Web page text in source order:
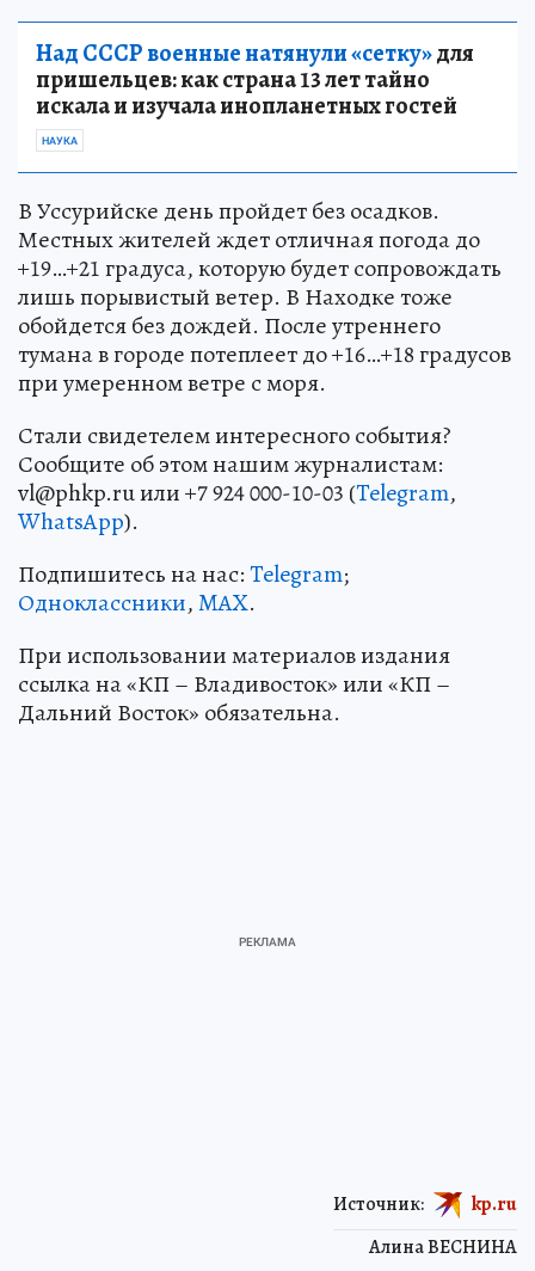
Над СССР военные натянули «сетку»для
пришельцев: как страна 13 лет тайно
искала и изучала инопланетных гостей
НАУКА
В Уссурийске день пройдет без осадков.
Местных жителей ждет отличная погода до
+19…+21 градуса, которую будет сопровождать
лишь порывистый ветер. В Находке тоже
обойдется без дождей. После утреннего
тумана в городе потеплеет до +16…+18 градусов
при умеренном ветре с моря.
Стали свидетелем интересного события?
Сообщите об этом нашим журналистам:
vl@phkp.ru или +7 924 000-10-03 (Telegram,
WhatsApp).
Подпишитесь на нас:Telegram;
Одноклассники,MAX.
При использовании материалов издания
ссылка на «КП – Владивосток» или «КП –
Дальний Восток» обязательна.
Алина ВЕСНИНА
Источник: kp.ru